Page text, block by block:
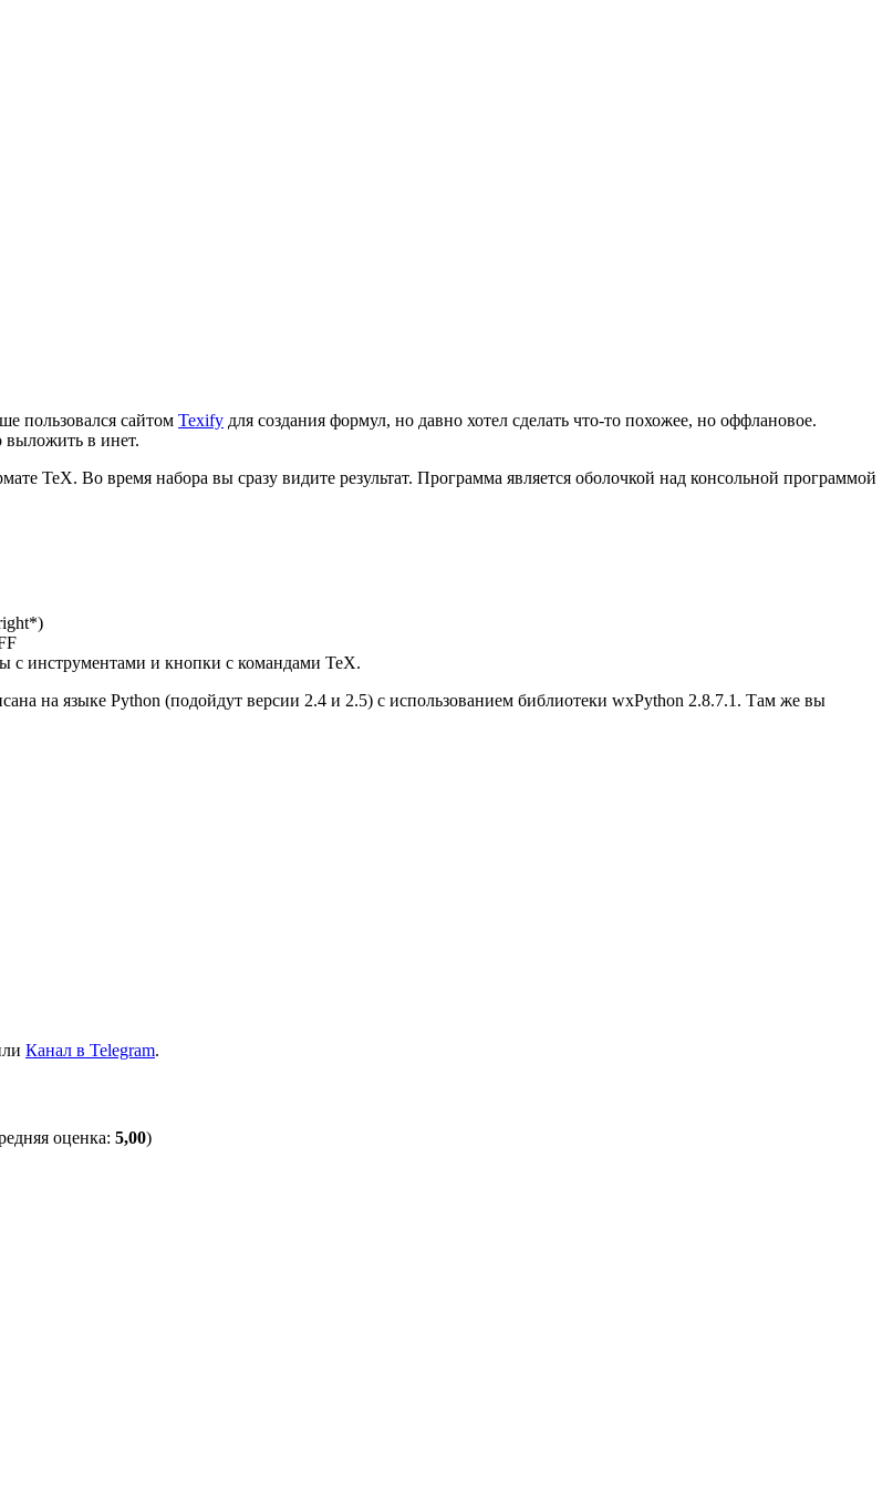
пользовался сайтом Texify для создания формул, но давно хотел сделать что-то похожее, но оффлановое.
выложить в инет.
TeX. Во время набора вы сразу видите результат. Программа является оболочкой над консольной программой
с инструментами и кнопки с командами TeX.
на языке Python (подойдут версии 2.4 и 2.5) с использованием библиотеки wxPython 2.8.7.1. Там же вы
Канал в Telegram.
оценка: 5,00)